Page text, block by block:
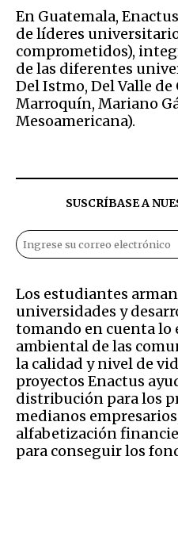
En Guatemala,
de líderes
comprometidos),
de las diferentes
Del Istmo, Del Valle
Marroquín, Mariano
Mesoamericana).
SUSCRÍBASE A
Los estudiantes
universidades y
tomando en cuenta lo
ambiental de las
la calidad y nivel de
proyectos Enactus
distribución para los
medianos
alfabetización
para conseguir los